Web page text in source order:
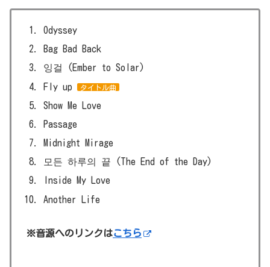
Odyssey
Bag Bad Back
잉걸 (Ember to Solar)
Fly up タイトル曲
Show Me Love
Passage
Midnight Mirage
모든 하루의 끝 (The End of the Day)
Inside My Love
Another Life
※音源へのリンクはこちら